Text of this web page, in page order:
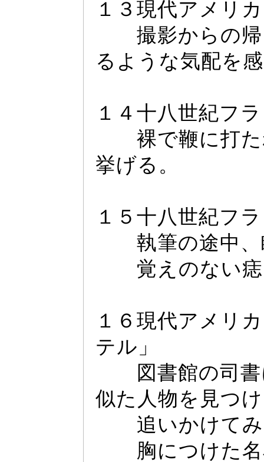
１３現代アメリ
撮影からの帰
るような気配を
１４十八世紀フ
裸で鞭に打た
挙げる。
１５十八世紀フ
執筆の途中、
覚えのない痣
１６現代アメリ
テル」
図書館の司書
似た人物を見つ
追いかけてみ
胸につけた名